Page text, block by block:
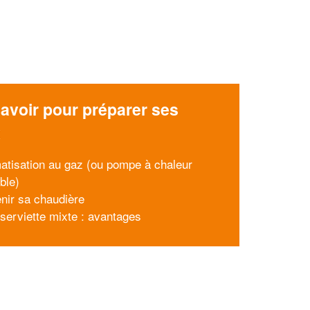
pour préparer ses
au gaz (ou pompe à chaleur
sa chaudière
mixte : avantages